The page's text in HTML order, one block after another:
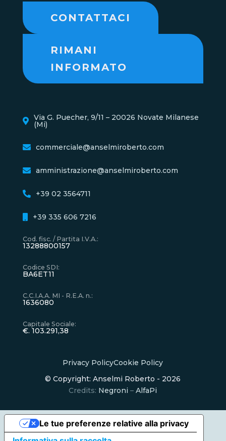
CONTATTACI
RIMANI
INFORMATO
Via G. Puecher, 9/11 – 20026 Novate Milanese
(Mi)
commerciale@anselmiroberto.com
amministrazione@anselmiroberto.com
+39 02 3564711
+39 335 606 7216
Cod. fisc. / Partita I.V.A.:
13288800157
Codice SDI:
BA6ET11
C.C.I.A.A. MI - R.E.A. n.:
1636080
Capitale Sociale:
€. 103.291,38
Privacy PolicyCookie Policy
© Copyright: Anselmi Roberto - 2026
Credits: Negroni –AlfaPi
Le tue preferenze relative alla privacy